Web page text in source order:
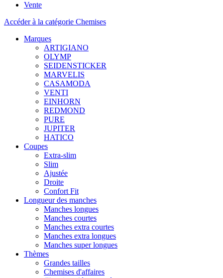
Vente
Accéder à la catégorie Chemises
Marques
ARTIGIANO
OLYMP
SEIDENSTICKER
MARVELIS
CASAMODA
VENTI
EINHORN
REDMOND
PURE
JUPITER
HATICO
Coupes
Extra-slim
Slim
Ajustée
Droite
Confort Fit
Longueur des manches
Manches longues
Manches courtes
Manches extra courtes
Manches extra longues
Manches super longues
Thèmes
Grandes tailles
Chemises d'affaires